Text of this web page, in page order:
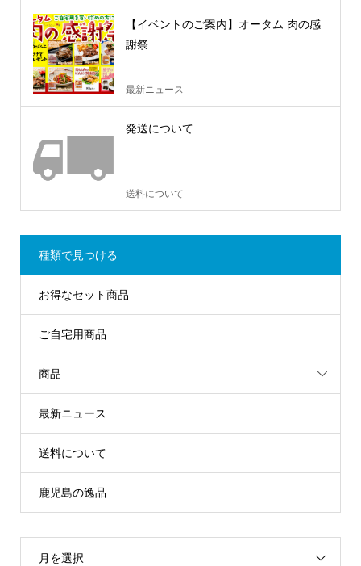
【イベントのご案内】オータム 肉の感
謝祭
最新ニュース
発送について
送料について
種類で見つける
お得なセット商品
ご自宅用商品
商品
最新ニュース
送料について
鹿児島の逸品
月を選択